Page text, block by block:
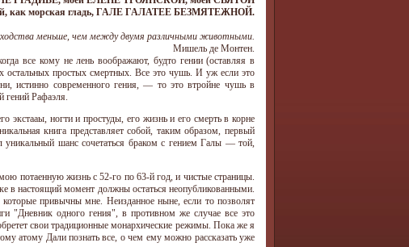
как морская гладь, ГАЛЕ ГАЛАТЕЕ БЕЗМЯТЕЖНОЙ.
меньше, чем между двумя различными животными.
Мишель де Монтен.
все кому не лень воображают, будто гении (оставляя в
остальных простых смертных. Все это чушь. И уж если это
истинно современного гения, — то это втройне чушь в
гений Рафаэля.
экстааы, ногти и простуды, его жизнь и его смерть в корне
книга представляет собой, таким образом, первый
шанс сочетаться браком с гением Галы — той,
потаенную жизнь с 52-го по 63-й год, и чистые страницы.
в настоящий момент должны остаться неопубликованными.
привычны мне. Неизданное ныне, если то позволят
"Дневник одного гения", в противном же случае все это
свои традиционные монархические режимы. Пока же я
атому Дали познать все, о чем ему можно рассказать уже